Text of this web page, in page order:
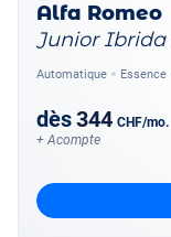
Alfa Romeo
Junior Ibrida
Automatique Essence
dès344 CHF/mo.
+ Acompte